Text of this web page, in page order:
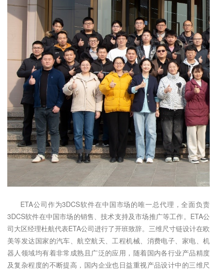
ETA公司作为3DCS软件在中国市场的唯一总代理，全面负责
3DCS软件在中国市场的销售、技术支持及市场推广等工作。ETA公
司大区经理杜航代表ETA公司进行了开班致辞。三维尺寸链设计在欧
美等发达国家的汽车、航空航天、工程机械、消费电子、家电、机
器人领域均有着非常成熟且广泛的应用，随着国内各行业产品精度
及复杂程度的不断提高，国内企业也日益重视产品设计中的三维尺